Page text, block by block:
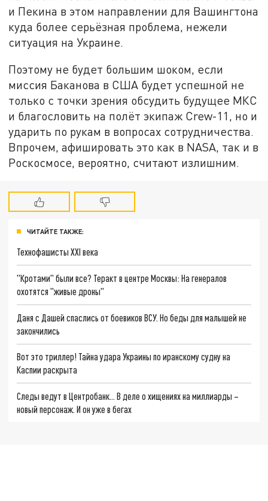
и Пекина в этом направлении для Вашингтона
куда более серьёзная проблема, нежели
ситуация на Украине.
Поэтому не будет большим шоком, если
миссия Баканова в США будет успешной не
только с точки зрения обсудить будущее МКС
и благословить на полёт экипаж Crew-11, но и
ударить по рукам в вопросах сотрудничества.
Впрочем, афишировать это как в NASA, так и в
Роскосмосе, вероятно, считают излишним.
ЧИТАЙТЕ ТАКЖЕ:
Технофашисты XXI века
"Кротами" были все? Теракт в центре Москвы: На генералов
охотятся "живые дроны"
Даня с Дашей спаслись от боевиков ВСУ. Но беды для малышей не
закончились
Вот это триллер! Тайна удара Украины по иранскому судну на
Каспии раскрыта
Следы ведут в Центробанк… В деле о хищениях на миллиарды –
новый персонаж. И он уже в бегах